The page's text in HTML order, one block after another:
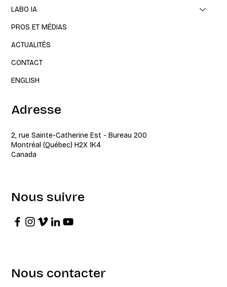
LABO IA
PROS ET MÉDIAS
ACTUALITÉS
CONTACT
ENGLISH
Adresse
2, rue Sainte-Catherine Est - Bureau 200
Montréal (Québec) H2X 1K4
Canada
Nous suivre
Nous contacter